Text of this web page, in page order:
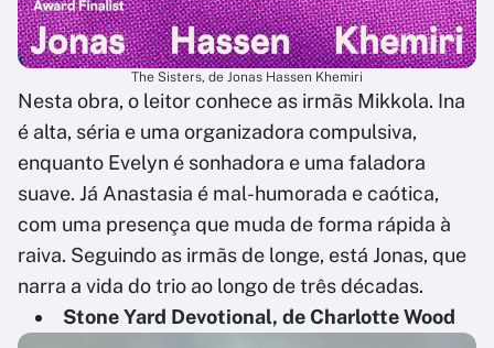
The Sisters, de Jonas Hassen Khemiri
Nesta obra, o leitor conhece as irmãs Mikkola. Ina
é alta, séria e uma organizadora compulsiva,
enquanto Evelyn é sonhadora e uma faladora
suave. Já Anastasia é mal-humorada e caótica,
com uma presença que muda de forma rápida à
raiva. Seguindo as irmãs de longe, está Jonas, que
narra a vida do trio ao longo de três décadas.
Stone Yard Devotional, de Charlotte Wood